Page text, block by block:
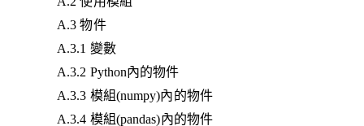
A.3 物件
A.3.1 變數
A.3.2 Python內的物件
A.3.3 模組(numpy)內的物件
A.3.4 模組(pandas)內的物件